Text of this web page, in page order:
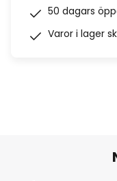
50 dagars
Varor i lager